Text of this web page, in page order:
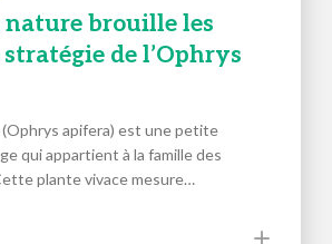
nature brouille les
de l’Ophrys
(Ophrys apifera) est une petite
qui appartient à la famille des
plante vivace mesure…